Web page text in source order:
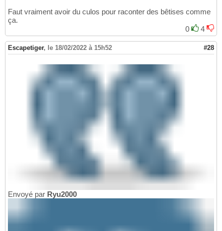
Faut vraiment avoir du culos pour raconter des bêtises comme
ça.
0
4
Escapetiger, le 18/02/2022 à 15h52 #28
Envoyé par Ryu2000